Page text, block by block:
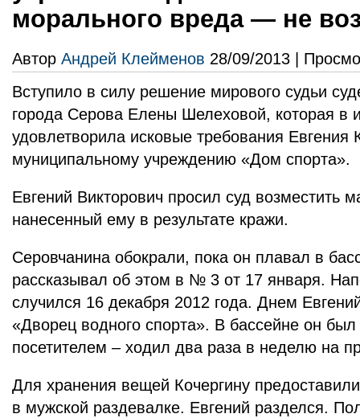
морального вреда — не
Автор Андрей Клейменов 28/09/2013 |
Вступило в силу решение мирового судьи
города Серова Елены Шелеховой, которая в
удовлетворила исковые требования Евгения
муниципальному учреждению «Дом спорта».
Евгений Викторович просил суд возместить
нанесенный ему в результате кражи.
Серовчанина обокрали, пока он плавал в
рассказывал об этом в № 3 от 17 января.
случился 16 декабря 2012 года. Днем
«Дворец водного спорта». В бассейне он
посетителем – ходил два раза в неделю на
Для хранения вещей Кочергину
в мужской раздевалке. Евгений разделся.